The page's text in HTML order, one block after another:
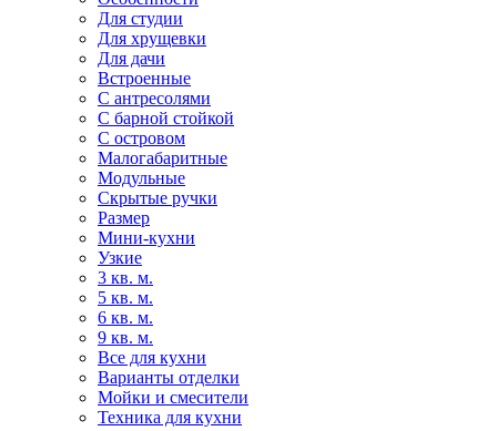
Для студии
Для хрущевки
Для дачи
Встроенные
С антресолями
С барной стойкой
С островом
Малогабаритные
Модульные
Скрытые ручки
Размер
Мини-кухни
Узкие
3 кв. м.
5 кв. м.
6 кв. м.
9 кв. м.
Все для кухни
Варианты отделки
Мойки и смесители
Техника для кухни